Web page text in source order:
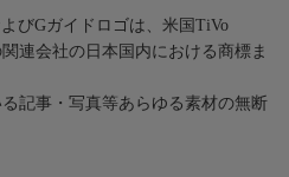
びGガイドロゴは、米国TiVo
連会社の日本国内における商標ま
記事・写真等あらゆる素材の無断